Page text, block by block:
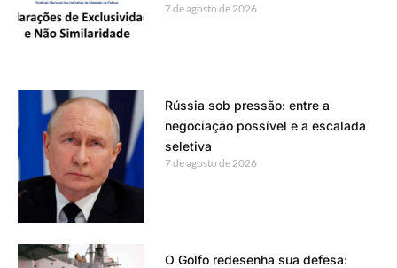
7 de agosto de 2026
Rússia sob pressão: entre a
negociação possível e a escalada
seletiva
7 de agosto de 2026
O Golfo redesenha sua defesa: